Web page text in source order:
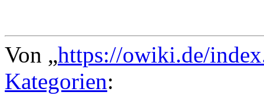
Von „https://owiki.de/
Kategorien: